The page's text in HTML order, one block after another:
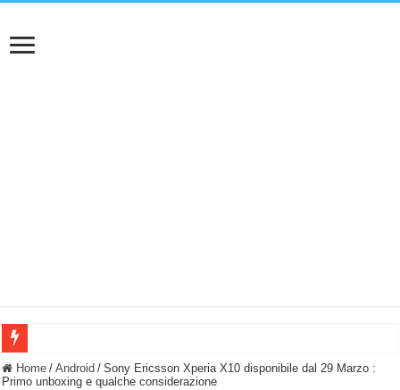
BASTA FATICARE! Questo robot tagliaerba lo appoggi e fa tutto lui! (Senza
Home / Android / Sony Ericsson Xperia X10 disponibile dal 29 Marzo :
Primo unboxing e qualche considerazione